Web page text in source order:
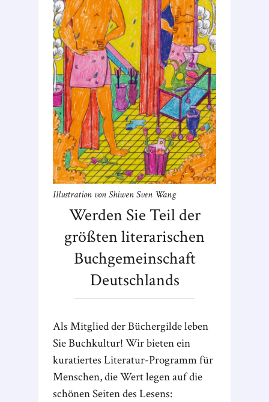
Werden Sie Teil der
größten literarischen
Buchgemeinschaft
Deutschlands
Als Mitglied der Büchergilde leben
Sie Buchkultur! Wir bieten ein
kuratiertes Literatur-Programm für
Menschen, die Wert legen auf die
schönen Seiten des Lesens:
Illustration von Shiwen Sven Wang